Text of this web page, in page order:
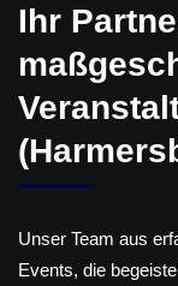
Ihr
Unser Team aus
Events, die